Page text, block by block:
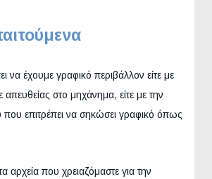
να έχουμε γραφικό περιβάλλον είτε με
στο μηχάνημα, είτε με την
που επιτρέπει να σηκώσει γραφικό όπως
αρχεία που χρειαζόμαστε για την